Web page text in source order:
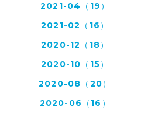
2021-04（19）
2021-02（16）
2020-12（18）
2020-10（15）
2020-08（20）
2020-06（16）